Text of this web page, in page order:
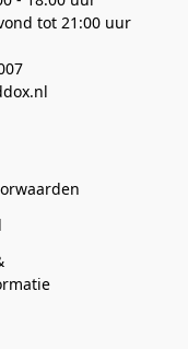
tot 21:00 uur